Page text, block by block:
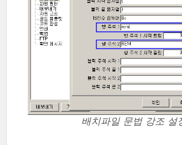
배치파일 문법 강조 설